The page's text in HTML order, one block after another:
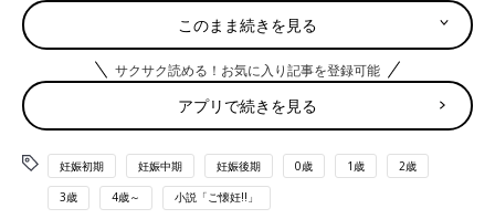
た。
どうしたらいいの？ 産む？ 産まない？
このお腹の生命を消すことはもう考えられない。
あの瞬間、力強い鼓動を聞いてから、そんな考えは消え失せて
しまった。
堕胎という選択肢を選べなくなってしまった今、私には産むと
いう選択肢しか残っていない。
じゃあ、どうやって産むの？ どうやって育てるの？ それが
わからない。
このまま続きを見る
サクサク読める！お気に入り記事を登録可能
アプリで続きを見る
妊娠初期 妊娠中期 妊娠後期 0歳 1歳 2歳
3歳 4歳～ 小説「ご懐妊!!」